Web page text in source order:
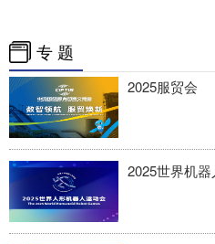
专 题
2025服贸会
2025世界机